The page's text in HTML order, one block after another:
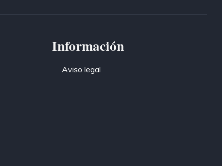
Información
Aviso legal